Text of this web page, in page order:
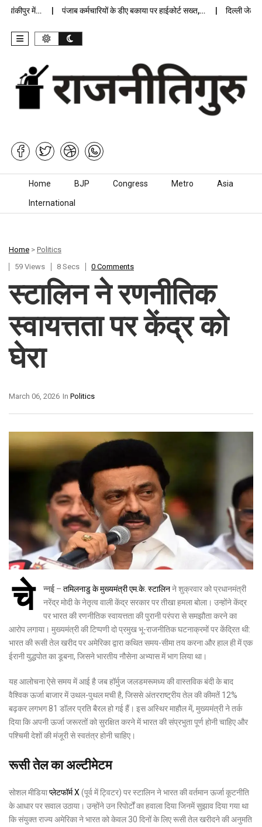
में… पंजाब कर्मचारियों के डीए बकाया पर हाईकोर्ट सख्त,… दिल्ली जेलों में
Skip to content
Home BJP Congress Metro Asia
International
Home > Politics
59 Views
8 Secs 0 Comments
स्टालिन ने रणनीतिक
स्वायत्तता पर केंद्र को
घेरा
In Politics
March 06, 2026
चे न्नई– तमिलनाडु के मुख्यमंत्री एम.के. स्टालिनने शुक्रवार को प्रधानमंत्री
नरेंद्र मोदी के नेतृत्व वाली केंद्र सरकार पर तीखा हमला बोला। उन्होंने केंद्र
पर भारत की रणनीतिक स्वायत्तता की पुरानी परंपरा से समझौता करने का
आरोप लगाया। मुख्यमंत्री की टिप्पणी दो प्रमुख भू-राजनीतिक घटनाक्रमों पर केंद्रित थी:
भारत की रूसी तेल खरीद पर अमेरिका द्वारा कथित समय-सीमा तय करना और हाल ही में एक
ईरानी युद्धपोत का डूबना, जिसने भारतीय नौसेना अभ्यास में भाग लिया था।
यह आलोचना ऐसे समय में आई है जब हॉर्मुज जलडमरूमध्य की वास्तविक बंदी के बाद
वैश्विक ऊर्जा बाजार में उथल-पुथल मची है, जिससे अंतरराष्ट्रीय तेल की कीमतें 12%
बढ़कर लगभग 81 डॉलर प्रति बैरल हो गई हैं। इस अस्थिर माहौल में, मुख्यमंत्री ने तर्क
दिया कि अपनी ऊर्जा जरूरतों को सुरक्षित करने में भारत की संप्रभुता पूर्ण होनी चाहिए और
पश्चिमी देशों की मंजूरी से स्वतंत्र होनी चाहिए।
रूसी तेल का अल्टीमेटम
सोशल मीडियाप्लेटफॉर्म X (पूर्व में ट्विटर) पर स्टालिन ने भारत की वर्तमान ऊर्जा कूटनीति
के आधार पर सवाल उठाया। उन्होंने उन रिपोर्टों का हवाला दिया जिनमें सुझाव दिया गया था
कि संयुक्त राज्य अमेरिका ने भारत को केवल 30 दिनों के लिए रूसी तेल खरीदने की अनुमति